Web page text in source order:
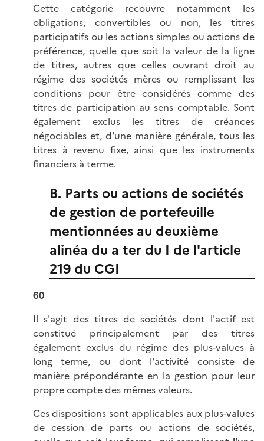
Cette catégorie recouvre notamment les
obligations, convertibles ou non, les titres
participatifs ou les actions simples ou actions de
préférence, quelle que soit la valeur de la ligne
de titres, autres que celles ouvrant droit au
régime des sociétés mères ou remplissant les
conditions pour être considérés comme des
titres de participation au sens comptable. Sont
également exclus les titres de créances
négociables et, d'une manière générale, tous les
titres à revenu fixe, ainsi que les instruments
financiers à terme.
B. Parts ou actions de sociétés
de gestion de portefeuille
mentionnées au deuxième
alinéa du a ter du I de l'article
219 du CGI
60
Il s'agit des titres de sociétés dont l'actif est
constitué principalement par des titres
également exclus du régime des plus-values à
long terme, ou dont l'activité consiste de
manière prépondérante en la gestion pour leur
propre compte des mêmes valeurs.
Ces dispositions sont applicables aux plus-values
de cession de parts ou actions de sociétés,